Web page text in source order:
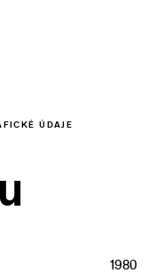
protektorátu.
ÚDAJE
1980